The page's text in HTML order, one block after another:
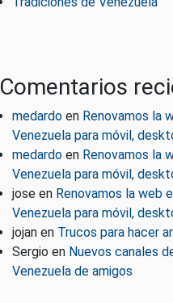
Comentarios
medardo en Renovamos la
Venezuela para móvil,
medardo en Renovamos la
Venezuela para móvil,
jose en Renovamos la web
Venezuela para móvil,
jojan en Trucos para hacer
Sergio en Nuevos canales
Venezuela de amigos